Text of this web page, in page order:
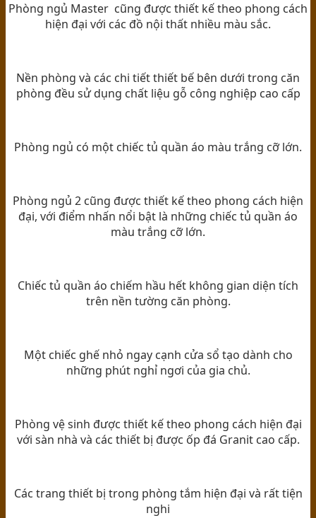
Phòng ngủ Master cũng được thiết kế theo phong cách
hiện đại với các đồ nội thất nhiều màu sắc.
Nền phòng và các chi tiết thiết bế bên dưới trong căn
phòng đều sử dụng chất liệu gỗ công nghiệp cao cấp
Phòng ngủ có một chiếc tủ quần áo màu trắng cỡ lớn.
Phòng ngủ 2 cũng được thiết kế theo phong cách hiện
đại, với điểm nhấn nổi bật là những chiếc tủ quần áo
màu trắng cỡ lớn.
Chiếc tủ quần áo chiếm hầu hết không gian diện tích
trên nền tường căn phòng.
Một chiếc ghế nhỏ ngay cạnh cửa sổ tạo dành cho
những phút nghỉ ngơi của gia chủ.
Phòng vệ sinh được thiết kế theo phong cách hiện đại
với sàn nhà và các thiết bị được ốp đá Granit cao cấp.
Các trang thiết bị trong phòng tắm hiện đại và rất tiện
nghi